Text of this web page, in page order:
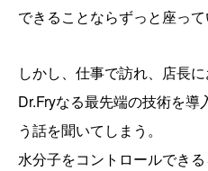
できることならずっと座って
しかし、仕事で訪れ、店長
Dr.Fryなる最先端の技術を
う話を聞いてしまう。
水分子をコントロールでき